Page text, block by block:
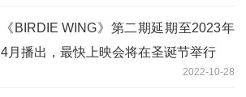
《BIRDIE WING》第二期延期至2023年
4月播出，最快上映会将在圣诞节举行
2022-10-28